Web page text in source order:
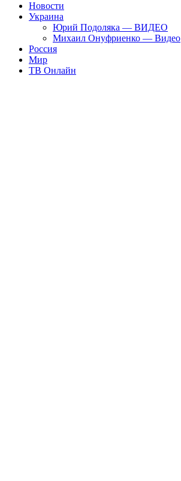
Новости
Украина
Юрий Подоляка — ВИДЕО
Михаил Онуфриенко — Видео
Россия
Мир
ТВ Онлайн